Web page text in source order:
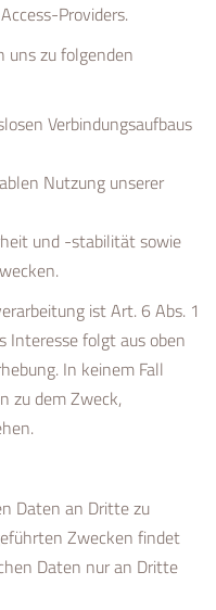
Providers.
uns zu folgenden
Verbindungsaufbaus
Nutzung unserer
und -stabilität sowie
ist Art. 6 Abs. 1
Interesse folgt aus oben
In keinem Fall
zu dem Zweck,
Daten an Dritte zu
Zwecken findet
Daten nur an Dritte